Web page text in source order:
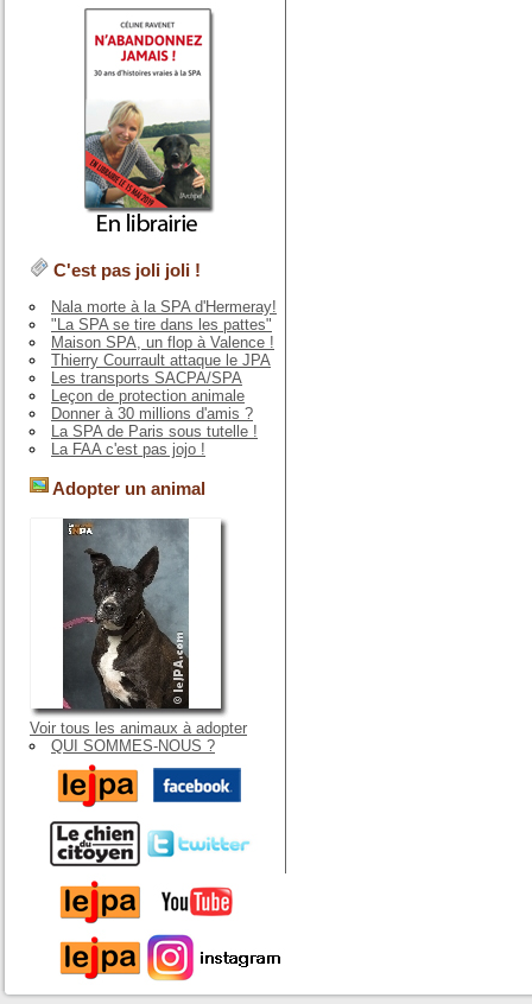
C'est pas joli joli !
Nala morte à la SPA d'Hermeray!
"La SPA se tire dans les pattes"
Maison SPA, un flop à Valence !
Thierry Courrault attaque le JPA
Les transports SACPA/SPA
Leçon de protection animale
Donner à 30 millions d'amis ?
La SPA de Paris sous tutelle !
La FAA c'est pas jojo !
Adopter un animal
Voir tous les animaux à adopter
QUI SOMMES-NOUS ?